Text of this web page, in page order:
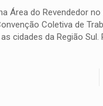
Área do Revendedor
Coletiva de
cidades da Região Sul.